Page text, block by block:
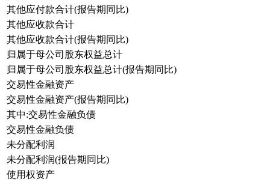
其他应付款合计(报告期同比)
其他应收款合计
其他应收款合计(报告期同比)
归属于母公司股东权益总计
归属于母公司股东权益总计(报告期同比)
交易性金融资产
交易性金融资产(报告期同比)
其中:交易性金融负债
交易性金融负债
未分配利润
未分配利润(报告期同比)
使用权资产